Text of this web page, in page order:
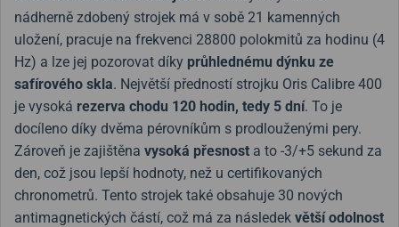
nádherně zdobený strojek má v sobě 21 kamenných
uložení, pracuje na frekvenci 28800 polokmitů za hodinu (4
Hz) a lze jej pozorovat díky průhlednému dýnku ze
safírového skla. Největší předností strojku Oris Calibre 400
je vysoká rezerva chodu 120 hodin, tedy 5 dní. To je
docíleno díky dvěma pérovníkům s prodlouženými pery.
Zároveň je zajištěna vysoká přesnost a to -3/+5 sekund za
den, což jsou lepší hodnoty, než u certifikovaných
chronometrů. Tento strojek také obsahuje 30 nových
antimagnetických částí, což má za následek větší odolnost